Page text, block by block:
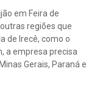
em Feira de
regiões que
de Irecê, como o
a empresa precisa
Gerais, Paraná e